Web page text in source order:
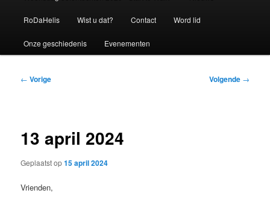
RoDaHelis Wist u dat? Contact Word lid
Onze geschiedenis Evenementen
Bericht
← Vorige Volgende →
13 april 2024
Geplaatst op15 april 2024
Vrienden,